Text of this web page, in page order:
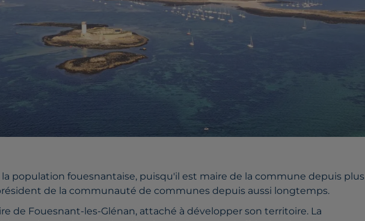
population fouesnantaise, puisqu'il est maire de la commune depuis plus
de la communauté de communes depuis aussi longtemps.
de Fouesnant-les-Glénan, attaché à développer son territoire. La